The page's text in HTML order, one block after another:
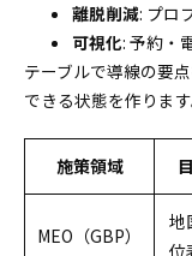
離脱削減: プロ
可視化: 予約・
テーブルで導線の要
できる状態を作ります
施策領域
MEO（GBP）
地
位